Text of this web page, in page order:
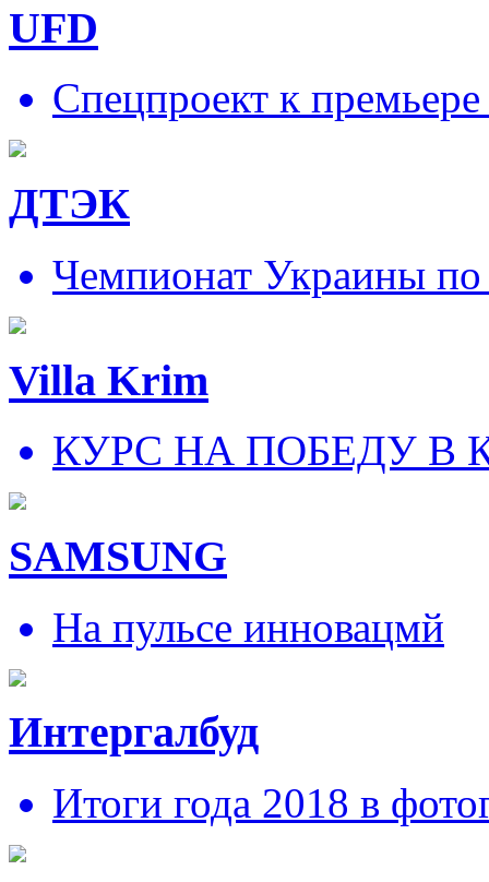
UFD
Спецпроект к
ДТЭК
Чемпионат Украины
Villa Krim
КУРС НА ПОБЕДУ В
SAMSUNG
На пульсе инновацмй
Интергалбуд
Итоги года 2018 в